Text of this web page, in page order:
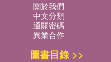
關於我們
中文分類
通關密碼
異業合作
圖書目錄 >>